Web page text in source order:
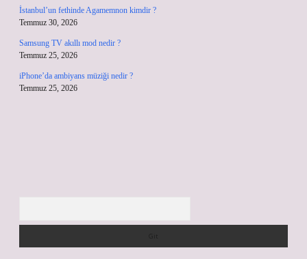
İstanbul’un fethinde Agamemnon kimdir ?
Temmuz 30, 2026
Samsung TV akıllı mod nedir ?
Temmuz 25, 2026
iPhone’da ambiyans müziği nedir ?
Temmuz 25, 2026